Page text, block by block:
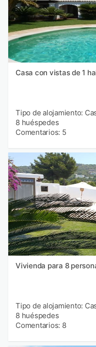
Casa con vistas de 1
Tipo de alojamiento:
8 huéspedes
Comentarios: 5
Vivienda para 8
Tipo de alojamiento:
8 huéspedes
Comentarios: 8